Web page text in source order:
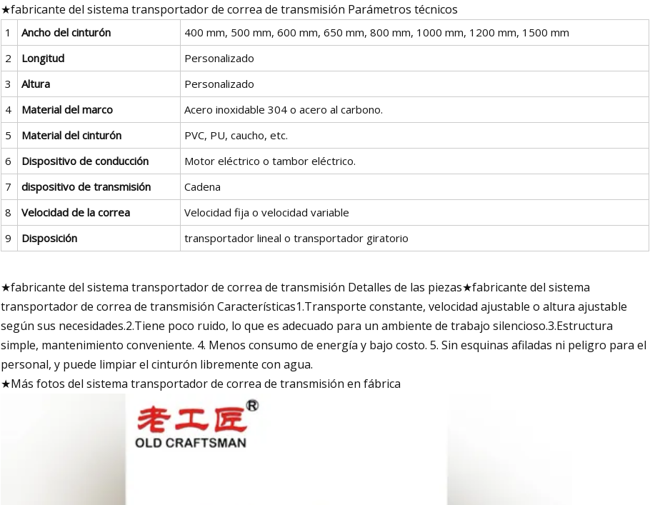
★fabricante del sistema transportador de correa de transmisión Parámetros técnicos
1 Ancho del cinturón
400 mm, 500 mm, 600 mm, 650 mm, 800 mm, 1000 mm, 1200 mm, 1500 mm
2
Longitud
Personalizado
3
Altura
Personalizado
4
Material del marco
Acero inoxidable 304 o acero al carbono.
5
Material del cinturón
PVC, PU, ​​caucho, etc.
6
Dispositivo de conducción
Motor eléctrico o tambor eléctrico.
7
dispositivo de transmisión
Cadena
8
Velocidad de la correa
Velocidad fija o velocidad variable
9
Disposición transportador lineal o transportador giratorio
★fabricante del sistema transportador de correa de transmisión Detalles de las piezas★fabricante del sistema
transportador de correa de transmisión Características1.Transporte constante, velocidad ajustable o altura ajustable
según sus necesidades.2.Tiene poco ruido, lo que es adecuado para un ambiente de trabajo silencioso.3.Estructura
simple, mantenimiento conveniente. 4. Menos consumo de energía y bajo costo. 5. Sin esquinas afiladas ni peligro para el
personal, y puede limpiar el cinturón libremente con agua.
★Más fotos del sistema transportador de correa de transmisión en fábrica